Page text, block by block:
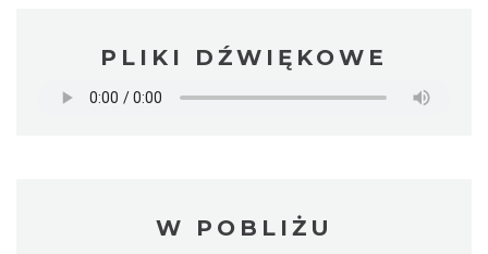
PLIKI DŹWIĘKOWE
W POBLIŻU